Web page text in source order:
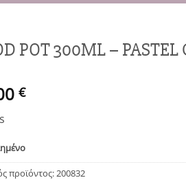
POT 300ML – PASTEL
€
προϊόντος: 200832